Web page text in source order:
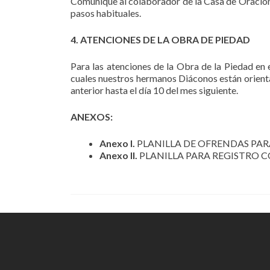
pasos habituales.
4. ATENCIONES DE LA OBRA DE PIEDAD
Para las atenciones de la Obra de la Piedad
cuales nuestros hermanos Diáconos están
anterior hasta el día 10 del mes siguiente.
ANEXOS:
Anexo I. PLANILLA DE OFRENDAS
Anexo II. PLANILLA PARA REGISTRO